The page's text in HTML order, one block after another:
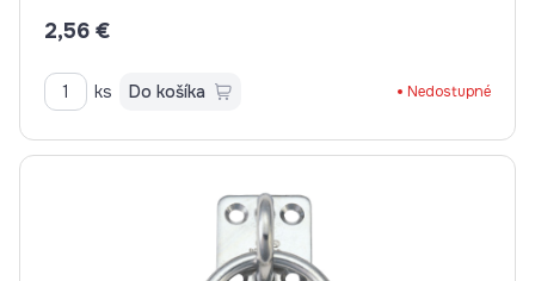
2,56 €
ks Do košíka Nedostupné